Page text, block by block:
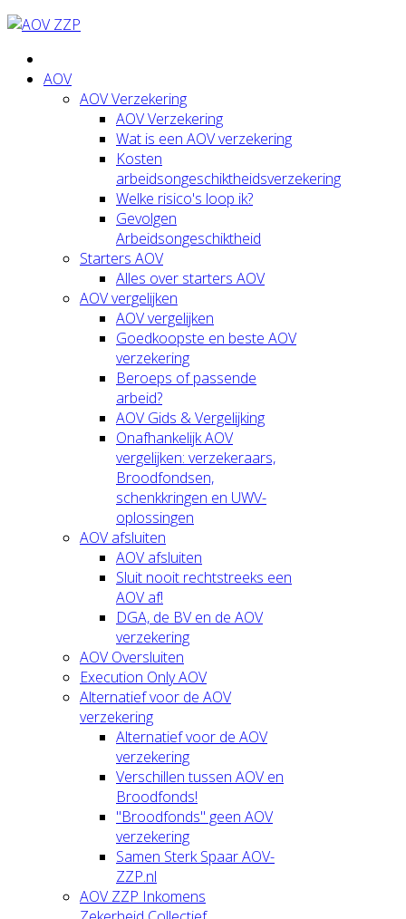
AOV
AOV Verzekering
AOV Verzekering
Wat is een AOV verzekering
Kosten
arbeidsongeschiktheidsverzekering
Welke risico's loop ik?
Gevolgen
Arbeidsongeschiktheid
Starters AOV
Alles over starters AOV
AOV vergelijken
AOV vergelijken
Goedkoopste en beste AOV
verzekering
Beroeps of passende
arbeid?
AOV Gids & Vergelijking
Onafhankelijk AOV
vergelijken: verzekeraars,
Broodfondsen,
schenkkringen en UWV-
oplossingen
AOV afsluiten
AOV afsluiten
Sluit nooit rechtstreeks een
AOV af!
DGA, de BV en de AOV
verzekering
AOV Oversluiten
Execution Only AOV
Alternatief voor de AOV
verzekering
Alternatief voor de AOV
verzekering
Verschillen tussen AOV en
Broodfonds!
"Broodfonds" geen AOV
verzekering
Samen Sterk Spaar AOV-
ZZP.nl
AOV ZZP Inkomens